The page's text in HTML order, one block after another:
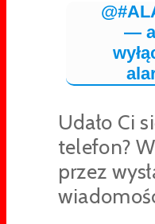
—
Udało Ci
telefon?
przez